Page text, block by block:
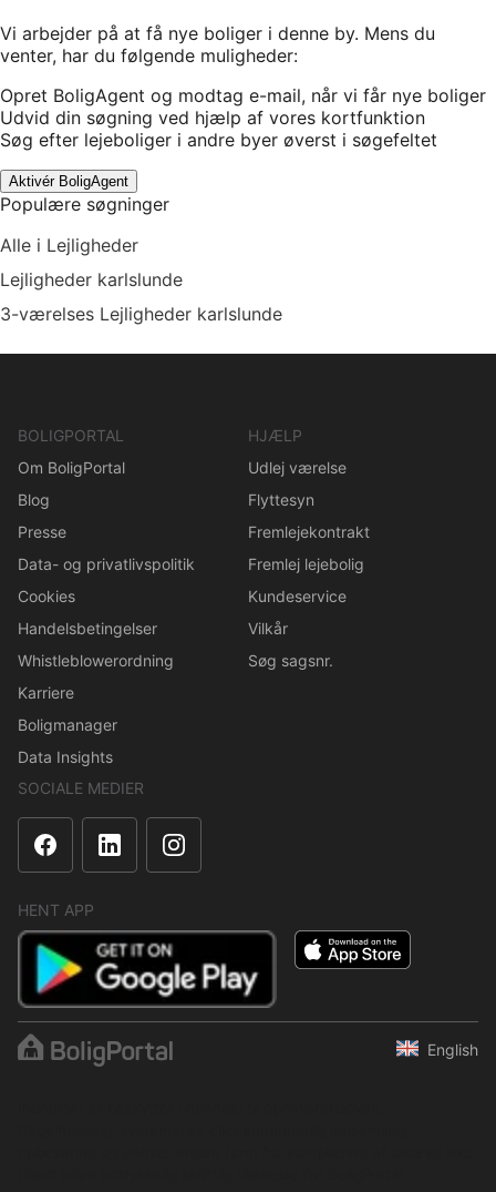
Vi arbejder på at få nye boliger i denne by. Mens du
venter, har du følgende muligheder:
Opret BoligAgent og modtag e-mail, når vi får nye boliger
Udvid din søgning ved hjælp af vores kortfunktion
Søg efter lejeboliger i andre byer øverst i søgefeltet
Aktivér BoligAgent
Populære søgninger
Alle i Lejligheder
Lejligheder karlslunde
3-værelses Lejligheder karlslunde
BOLIGPORTAL
Om BoligPortal
Blog
Presse
Data- og privatlivspolitik
Cookies
Handelsbetingelser
Whistleblowerordning
Karriere
Boligmanager
Data Insights
HJÆLP
Udlej værelse
Flyttesyn
Fremlejekontrakt
Fremlej lejebolig
Kundeservice
Vilkår
Søg sagsnr.
SOCIALE MEDIER
HENT APP
English